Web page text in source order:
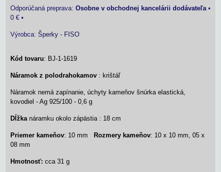
Osobne v obchodnej kancelárii dodávateľa•
0 € •
Výrobca: Šperky - FISO
Kód tovaru: BJ-1-1619
Náramok z polodrahokamov : krištáľ
Náramok nemá zapínanie, úchyty kameňov šnúrka elastická,
kovodiel - Ag 925/100 - 0,6 g
Dĺžkanáramku okolo zápästia : 18 cm
Priemer kameňov: 10 mm Rozmery kameňov: 10 x 10 mm, 05 x
08 mm
Hmotnosť: cca 31 g